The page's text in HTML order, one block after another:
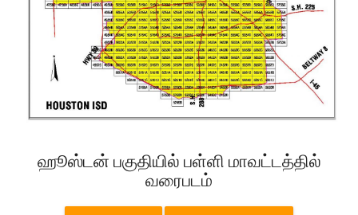
ஹூஸ்டன் பகுதியில் பள்ளி மாவட்டத்தில்
வரைபடம்